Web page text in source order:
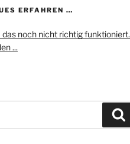
ERFAHREN …
das noch nicht richtig funktioniert.
...